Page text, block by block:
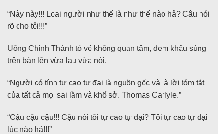
“Này này!!! Loại người như thế là như thế nào hả? Cậu nói
rõ cho tôi!!!”
Uông Chính Thành tỏ vẻ không quan tâm, đem khẩu súng
trên bàn lên vừa lau vừa nói.
“Người có tính tự cao tự đại là nguồn gốc và là lời tóm tắt
của tất cả mọi sai lầm và khổ sở. Thomas Carlyle.”
“Cậu cậu cậu!!! Cậu nói tôi tự cao tự đại? Tôi tự cao tự đại
lúc nào hả!!!”